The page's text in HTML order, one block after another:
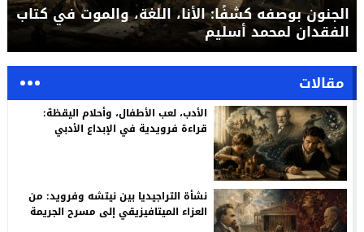
الجنون بوصفه كشفًا: الأنا، اللغة، والموت في كتاب
الفقدان لمحمد أسليم
مقالات
الأدب، لعب الأطفال، وأحلام اليقظة:
قراءة فرويدية في الإبداع الأدبي
نشأة التراجيديا بين نيتشه وفرويد: من
العزاء الميتافيزيقي إلى مسرح الجريمة